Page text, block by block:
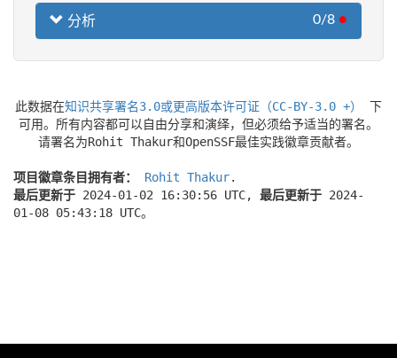
分析 0/8 ●
此数据在知识共享署名3.0或更高版本许可证（CC-BY-3.0 +）
下
可用。所有内容都可以自由分享和演绎，但必须给予适当的署名。
请署名为Rohit Thakur和OpenSSF最佳实践徽章贡献者。
项目徽章条目拥有者： Rohit Thakur.
最后更新于 2024-01-02 16:30:56 UTC, 最后更新于 2024-
01-08 05:43:18 UTC。